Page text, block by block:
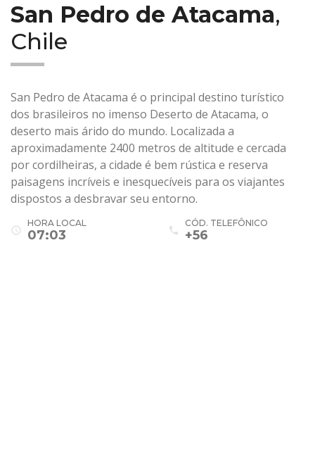
San Pedro de Atacama,
Chile
San Pedro de Atacama é o principal destino turístico
dos brasileiros no imenso Deserto de Atacama, o
deserto mais árido do mundo. Localizada a
aproximadamente 2400 metros de altitude e cercada
por cordilheiras, a cidade é bem rústica e reserva
paisagens incríveis e inesquecíveis para os viajantes
dispostos a desbravar seu entorno.
access_time
HORA LOCAL
07:03 phone
CÓD. TELEFÔNICO
+56